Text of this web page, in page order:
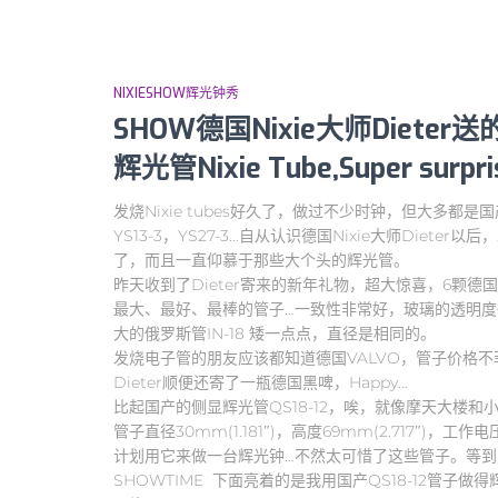
NIXIESHOW辉光钟秀
SHOW德国Nixie大师Dieter送
辉光管Nixie Tube,Super
发烧Nixie tubes好久了，做过不少时钟，但大多都是
YS13-3，YS27-3…自从认识德国Nixie大师Dieter以后
了，而且一直仰慕于那些大个头的辉光管。
昨天收到了Dieter寄来的新年礼物，超大惊喜，6颗德
最大、最好、最棒的管子…一致性非常好，玻璃的透明
大的俄罗斯管IN-18 矮一点点，直径是相同的。
发烧电子管的朋友应该都知道德国VALVO，管子价格
Dieter顺便还寄了一瓶德国黑啤，Happy…
比起国产的侧显辉光管QS18-12，唉，就像摩天大楼和
管子直径30mm(1.181″)，高度69mm(2.717″)，工作
计划用它来做一台辉光钟…不然太可惜了这些管子。等
SHOWTIME 下面亮着的是我用国产QS18-12管子做